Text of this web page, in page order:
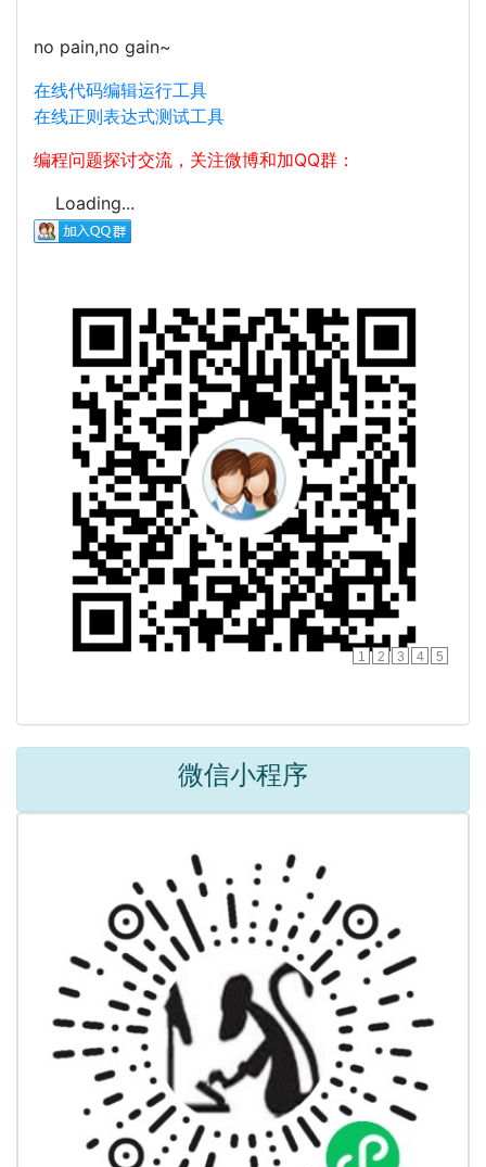
no pain,no gain~
在线代码编辑运行工具
在线正则表达式测试工具
编程问题探讨交流，关注微博和加QQ群：
Loading...
1 2 3 4 5
微信小程序